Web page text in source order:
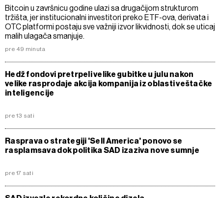
Bitcoin u završnicu godine ulazi sa drugačijom strukturom
tržišta, jer institucionalni investitori preko ETF-ova, derivata i
OTC platformi postaju sve važniji izvor likvidnosti, dok se uticaj
malih ulagača smanjuje.
pre 49 minuta
Hedž fondovi pretrpeli velike gubitke u julu nakon
velike rasprodaje akcija kompanija iz oblasti veštačke
inteligencije
pre 13 sati
Rasprava o strategiji 'Sell America' ponovo se
rasplamsava dok politika SAD izaziva nove sumnje
pre 17 sati